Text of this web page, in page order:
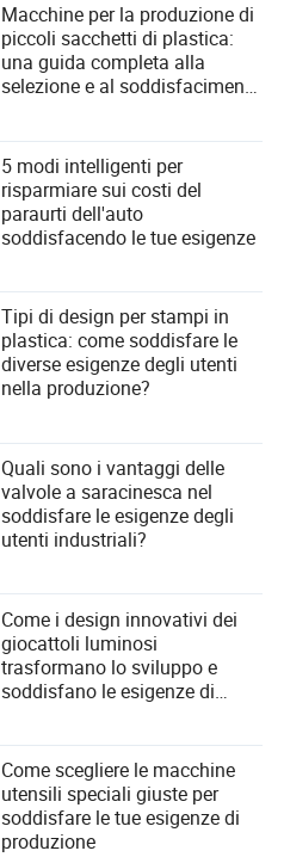
Macchine per la produzione di
piccoli sacchetti di plastica:
una guida completa alla
selezione e al soddisfacimento
5 modi intelligenti per
risparmiare sui costi del
paraurti dell'auto
soddisfacendo le tue esigenze
Tipi di design per stampi in
plastica: come soddisfare le
diverse esigenze degli utenti
nella produzione?
Quali sono i vantaggi delle
valvole a saracinesca nel
soddisfare le esigenze degli
utenti industriali?
Come i design innovativi dei
giocattoli luminosi
trasformano lo sviluppo e
soddisfano le esigenze di
Come scegliere le macchine
utensili speciali giuste per
soddisfare le tue esigenze di
produzione